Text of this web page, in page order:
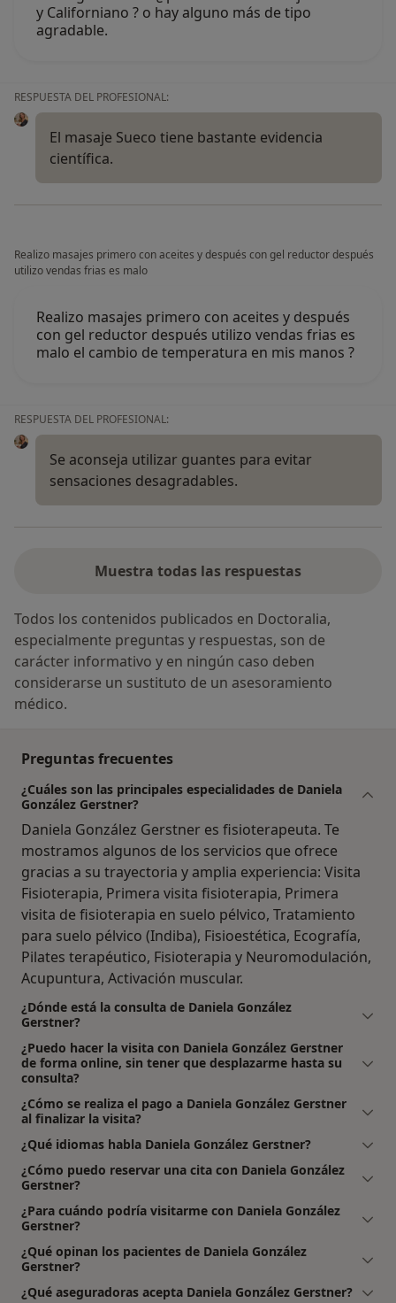
y Californiano ? o hay alguno más de tipo
agradable.
RESPUESTA DEL PROFESIONAL:
El masaje Sueco tiene bastante evidencia
científica.
Realizo masajes primero con aceites y después con gel reductor después
utilizo vendas frias es malo
Realizo masajes primero con aceites y después
con gel reductor después utilizo vendas frias es
malo el cambio de temperatura en mis manos ?
RESPUESTA DEL PROFESIONAL:
Se aconseja utilizar guantes para evitar
sensaciones desagradables.
Muestra todas las respuestas
Todos los contenidos publicados en Doctoralia,
especialmente preguntas y respuestas, son de
carácter informativo y en ningún caso deben
considerarse un sustituto de un asesoramiento
médico.
Preguntas frecuentes
¿Cuáles son las principales especialidades de Daniela
González Gerstner?
Daniela González Gerstner es fisioterapeuta. Te
mostramos algunos de los servicios que ofrece
gracias a su trayectoria y amplia experiencia: Visita
Fisioterapia, Primera visita fisioterapia, Primera
visita de fisioterapia en suelo pélvico, Tratamiento
para suelo pélvico (Indiba), Fisioestética, Ecografía,
Pilates terapéutico, Fisioterapia y Neuromodulación,
Acupuntura, Activación muscular.
¿Dónde está la consulta de Daniela González
Gerstner?
¿Puedo hacer la visita con Daniela González Gerstner
de forma online, sin tener que desplazarme hasta su
consulta?
¿Cómo se realiza el pago a Daniela González Gerstner
al finalizar la visita?
¿Qué idiomas habla Daniela González Gerstner?
¿Cómo puedo reservar una cita con Daniela González
Gerstner?
¿Para cuándo podría visitarme con Daniela González
Gerstner?
¿Qué opinan los pacientes de Daniela González
Gerstner?
¿Qué aseguradoras acepta Daniela González Gerstner?